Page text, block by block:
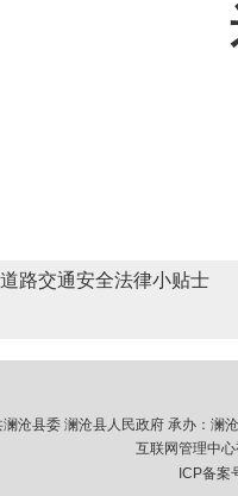
路交通安全法律小贴士
澜沧县委 澜沧县人民政府 承办：澜
互联网管理中
ICP备案